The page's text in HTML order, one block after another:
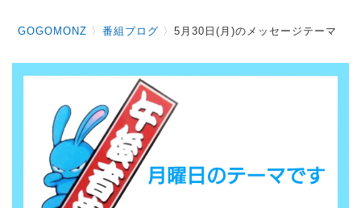
GOGOMONZ 〉番組ブログ 〉5月30日(月)のメッセージテーマ